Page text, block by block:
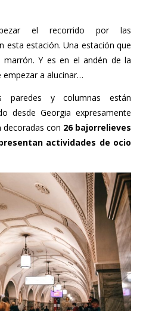
el recorrido por las
esta estación. Una estación que
Y es en el andén de la
empezar a alucinar…
paredes y columnas están
desde Georgia expresamente
decoradas con 26 bajorrelieves
actividades de ocio